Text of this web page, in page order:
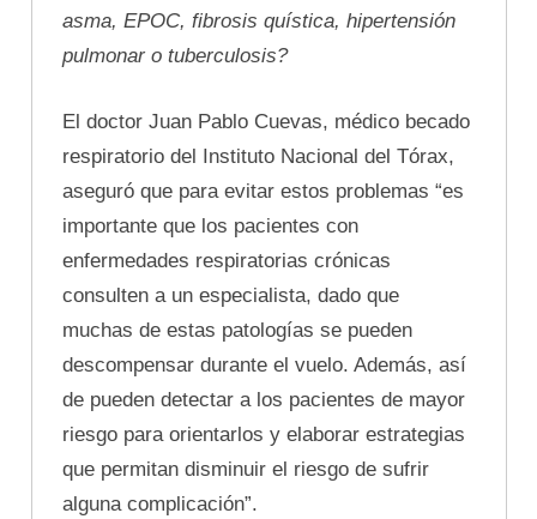
asma, EPOC, fibrosis quística, hipertensión
pulmonar o tuberculosis?
El doctor Juan Pablo Cuevas, médico becado
respiratorio del Instituto Nacional del Tórax,
aseguró que para evitar estos problemas “es
importante que los pacientes con
enfermedades respiratorias crónicas
consulten a un especialista, dado que
muchas de estas patologías se pueden
descompensar durante el vuelo. Además, así
de pueden detectar a los pacientes de mayor
riesgo para orientarlos y elaborar estrategias
que permitan disminuir el riesgo de sufrir
alguna complicación”.